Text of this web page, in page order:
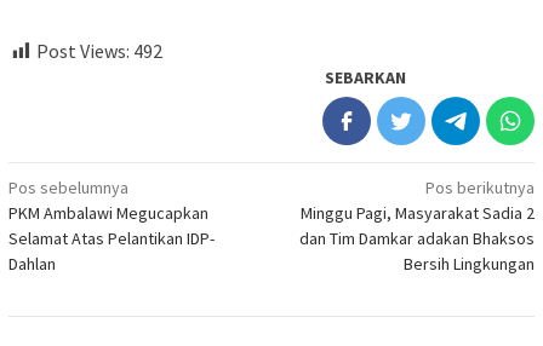
Post Views: 492
SEBARKAN
Navigasi
pos
Pos sebelumnya
PKM Ambalawi Megucapkan
Selamat Atas Pelantikan IDP-
Dahlan
Pos berikutnya
Minggu Pagi, Masyarakat Sadia 2
dan Tim Damkar adakan Bhaksos
Bersih Lingkungan